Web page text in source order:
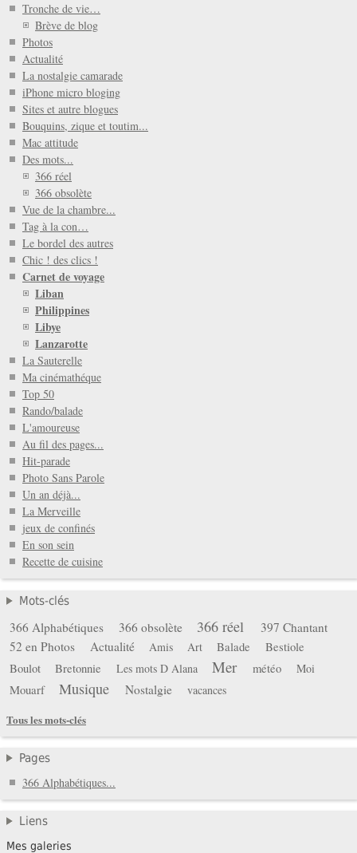
Tronche de vie…
Brève de blog
Photos
Actualité
La nostalgie camarade
iPhone micro bloging
Sites et autre blogues
Bouquins, zique et toutim...
Mac attitude
Des mots...
366 réel
366 obsolète
Vue de la chambre...
Tag à la con…
Le bordel des autres
Chic ! des clics !
Carnet de voyage
Liban
Philippines
Libye
Lanzarotte
La Sauterelle
Ma cinémathéque
Top 50
Rando/balade
L'amoureuse
Au fil des pages...
Hit-parade
Photo Sans Parole
Un an déjà...
La Merveille
jeux de confinés
En son sein
Recette de cuisine
Mots-clés
366 Alphabétiques 366 obsolète 366 réel
397 Chantant
52 en Photos
Actualité Amis Art Balade
Bestiole
Boulot
Bretonnie Les mots D Alana Mer météo Moi
Mouarf Musique Nostalgie
vacances
Tous les mots-clés
Pages
366 Alphabétiques...
Liens
Mes galeries